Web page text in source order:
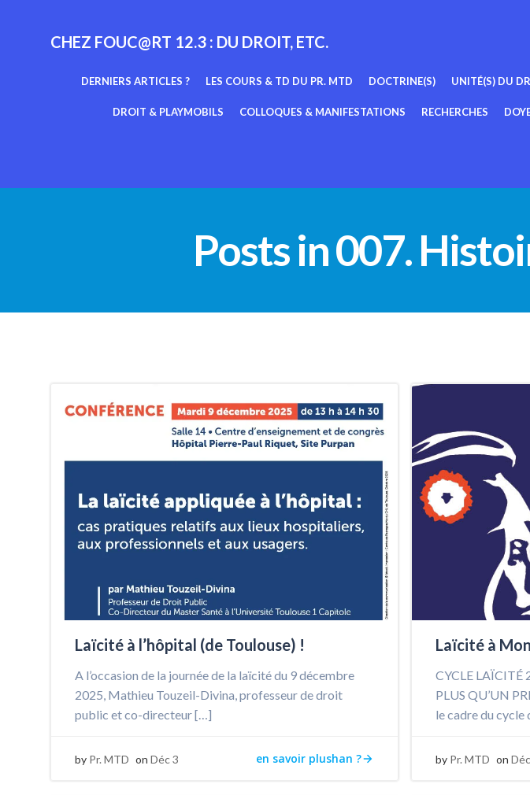
CHEZ FOUC@RT 12.3 : DU DROIT, ETC.
DERNIERS ARTICLES ? LES COURS & TD DU PR. MTD DOCTRINE(S) UNITÉ(S) DU
DROIT & PLAYMOBILS COLLOQUES & MANIFESTATIONS RECHERCHES
Posts in 007.
Laïcité à l’hôpital (de Toulouse) !
A l’occasion de la journée de la laïcité du 9 décembre
2025, Mathieu Touzeil-Divina, professeur de droit
public et co-directeur […]
by Pr. MTD on Déc 3 en savoir plushan ?
Laïcité à
CYCLE
PLUS QU’UN
le cadre du cycle
by Pr. MTD on